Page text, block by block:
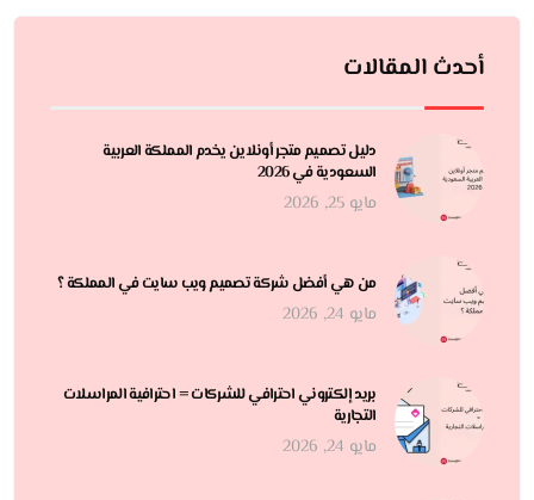
أحدث المقالات
دليل تصميم متجر أونلاين يخدم المملكة العربية
السعودية في 2026
مايو 25, 2026
من هي أفضل شركة تصميم ويب سايت في المملكة ؟
مايو 24, 2026
بريد إلكتروني احترافي للشركات = احترافية المراسلات
التجارية
مايو 24, 2026